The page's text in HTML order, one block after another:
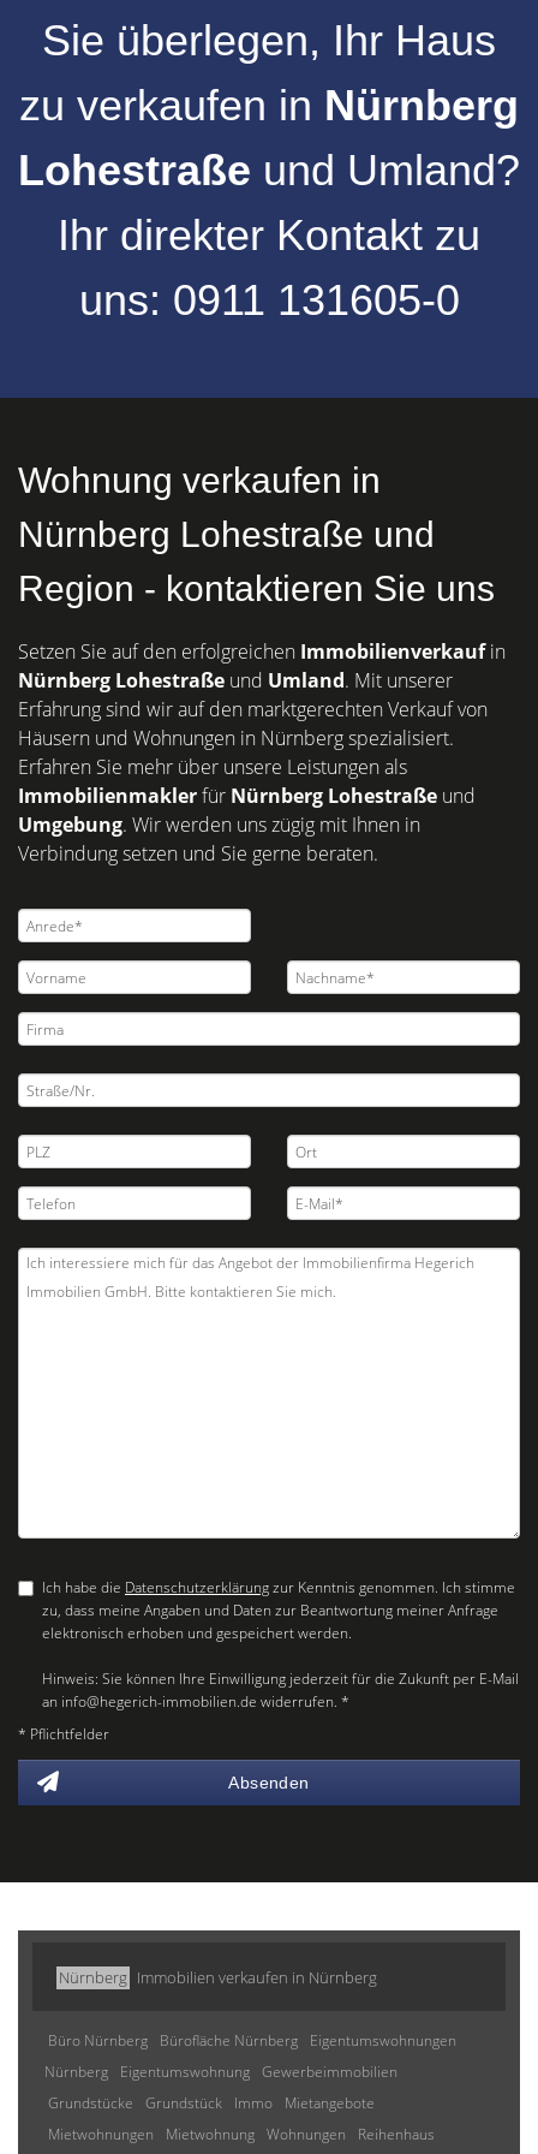
Sie überlegen, Ihr Haus
zu verkaufen in Nürnberg
Lohestraße und Umland?
Ihr direkter Kontakt zu
uns: 0911 131605-0
Wohnung verkaufen in
Nürnberg Lohestraße und
Region - kontaktieren Sie uns
Setzen Sie auf den erfolgreichen Immobilienverkaufin
Nürnberg Lohestraße und Umland. Mit unserer
Erfahrung sind wir auf den marktgerechten Verkauf von
Häusern und Wohnungen in Nürnberg spezialisiert.
Erfahren Sie mehr über unsere Leistungen als
Immobilienmaklerfür Nürnberg Lohestraße und
Umgebung. Wir werden uns zügig mit Ihnen in
Verbindung setzen und Sie gerne beraten.
Ich habe die Datenschutzerklärungzur Kenntnis genommen. Ich stimme
zu, dass meine Angaben und Daten zur Beantwortung meiner Anfrage
elektronisch erhoben und gespeichert werden.
Hinweis: Sie können Ihre Einwilligung jederzeit für die Zukunft per E-Mail
an info@hegerich-immobilien.de widerrufen. *
* Pflichtfelder
Absenden
Nürnberg Immobilien verkaufen in Nürnberg
Büro Nürnberg Bürofläche Nürnberg
Eigentumswohnungen
Nürnberg
Eigentumswohnung Gewerbeimmobilien
Grundstücke
Grundstück Immo
Mietangebote
Mietwohnungen
Mietwohnung Wohnungen
Reihenhaus